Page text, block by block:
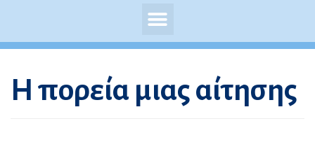
Η πορεία μιας αίτησης